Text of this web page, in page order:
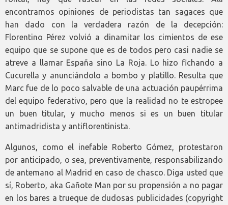
encontramos opiniones de periodistas tan sagaces que
han dado con la verdadera razón de la decepción:
Florentino Pérez volvió a dinamitar los cimientos de ese
equipo que se supone que es de todos pero casi nadie se
atreve a llamar España sino La Roja. Lo hizo fichando a
Cucurella y anunciándolo a bombo y platillo. Resulta que
Marc fue de lo poco salvable de una actuación paupérrima
del equipo federativo, pero que la realidad no te estropee
un buen titular, y mucho menos si es un buen titular
antimadridista y antiflorentinista.
Algunos, como el inefable Roberto Gómez, protestaron
por anticipado, o sea, preventivamente, responsabilizando
de antemano al Madrid en caso de chasco. Diga usted que
sí, Roberto, aka Gañote Man por su propensión a no pagar
en los bares a trueque de dudosas publicidades (copyright